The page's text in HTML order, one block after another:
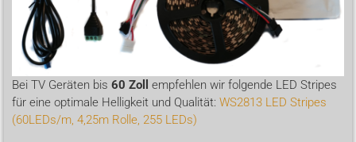
Bei TV Geräten bis 60 Zoll
empfehlen wir folgende LED Stripes
für eine optimale Helligkeit und Qualität: WS2813 LED Stripes
(60LEDs/m, 4,25m Rolle, 255 LEDs)